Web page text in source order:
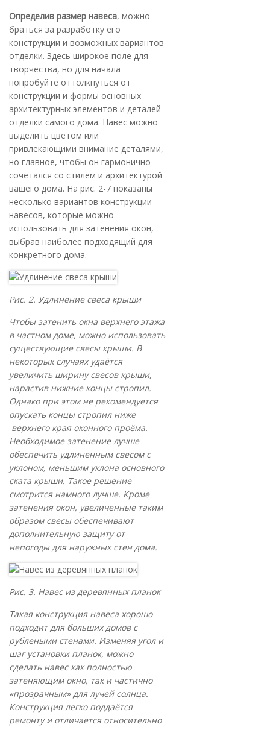
Определив размер навеса, можно
браться за разработку его
конструкции и возможных вариантов
отделки. Здесь широкое поле для
творчества, но для начала
попробуйте оттолкнуться от
конструкции и формы основных
архитектурных элементов и деталей
отделки самого дома. Навес можно
выделить цветом или
привлекающими внимание деталями,
но главное, чтобы он гармонично
сочетался со стилем и архитектурой
вашего дома. На рис. 2-7 показаны
несколько вариантов конструкции
навесов, которые можно
использовать для затенения окон,
выбрав наиболее подходящий для
конкретного дома.
Рис. 2. Удлинение свеса крыши
Чтобы затенить окна верхнего этажа
в частном доме, можно использовать
существующие свесы крыши. В
некоторых случаях удаётся
увеличить ширину свесов крыши,
нарастив нижние концы стропил.
Однако при этом не рекомендуется
опускать концы стропил ниже
верхнего края оконного проёма.
Необходимое затенение лучше
обеспечить удлиненным свесом с
уклоном, меньшим уклона основного
ската крыши. Такое решение
смотрится намного лучше. Кроме
затенения окон, увеличенные таким
образом свесы обеспечивают
дополнительную защиту от
непогоды для наружных стен дома.
Рис. 3. Навес из деревянных планок
Такая конструкция навеса хорошо
подходит для больших домов с
рублеными стенами. Изменяя угол и
шаг установки планок, можно
сделать навес как полностью
затеняющим окно, так и частично
«прозрачным» для лучей солнца.
Конструкция легко поддаётся
ремонту и отличается относительно